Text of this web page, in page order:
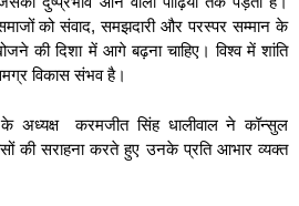
को संवाद, समझदारी और परस्पर सम्मान के
की दिशा में आगे बढ़ना चाहिए। विश्व में शांति
विकास संभव है।
के अध्यक्ष करमजीत सिंह धालीवाल ने कॉन्सुल
की सराहना करते हुए उनके प्रति आभार व्यक्त